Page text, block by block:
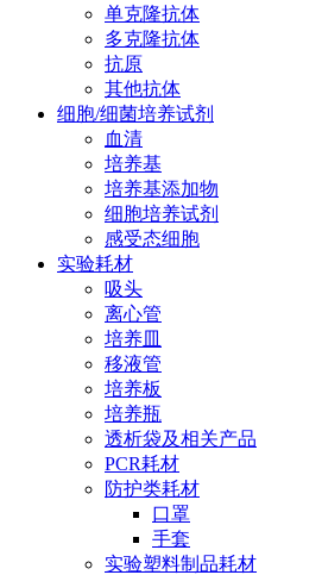
单克隆抗体
多克隆抗体
抗原
其他抗体
细胞/细菌培养试剂
血清
培养基
培养基添加物
细胞培养试剂
感受态细胞
实验耗材
吸头
离心管
培养皿
移液管
培养板
培养瓶
透析袋及相关产品
PCR耗材
防护类耗材
口罩
手套
实验塑料制品耗材